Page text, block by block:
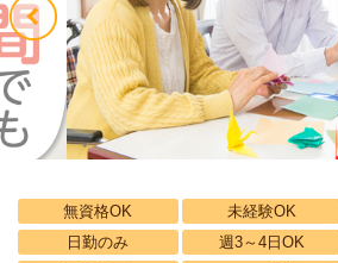
無資格OK 未経験OK
日勤のみ
週3～4日OK